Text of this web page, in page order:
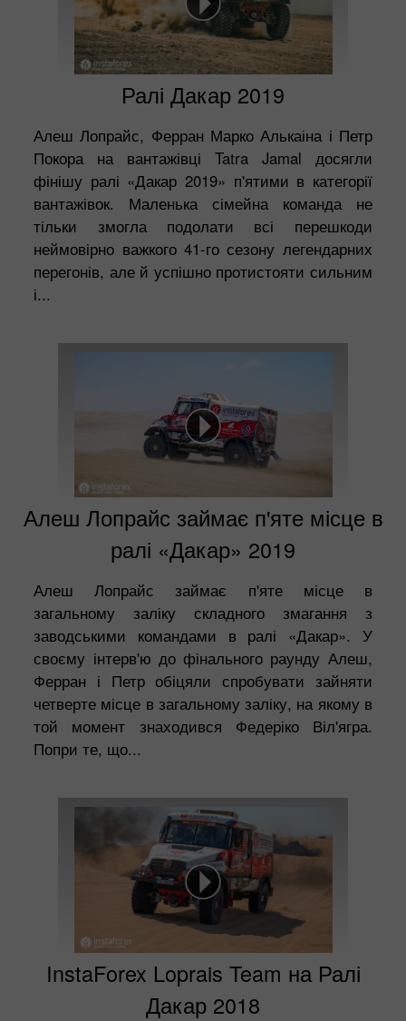
Ралі Дакар 2019
Алеш Лопрайс, Ферран Марко Алькаіна і Петр
Покора на вантажівці Tatra Jamal досягли
фінішу ралі «Дакар 2019» п'ятими в категорії
вантажівок. Маленька сімейна команда не
тільки змогла подолати всі перешкоди
неймовірно важкого 41-го сезону легендарних
перегонів, але й успішно протистояти сильним
і...
Алеш Лопрайс займає п'яте місце в
ралі «Дакар» 2019
Алеш Лопрайс займає п'яте місце в
загальному заліку складного змагання з
заводськими командами в ралі «Дакар». У
своєму інтерв'ю до фінального раунду Алеш,
Ферран і Петр обіцяли спробувати зайняти
четверте місце в загальному заліку, на якому в
той момент знаходився Федеріко Віл'ягра.
Попри те, що...
InstaForex Loprais Team на Ралі
Дакар 2018